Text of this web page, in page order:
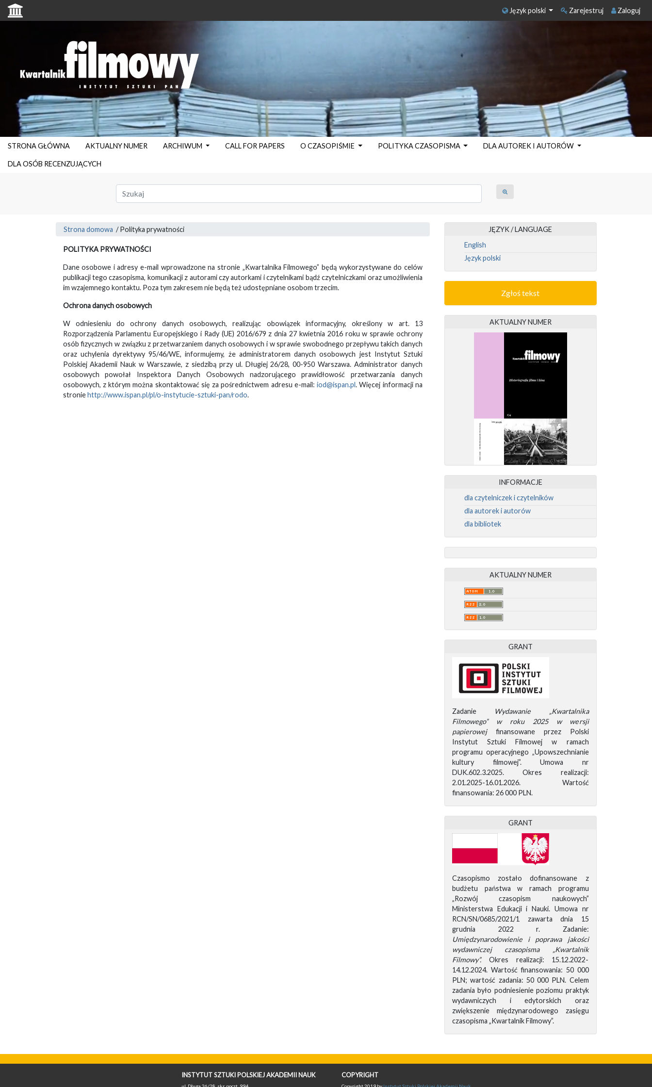
Język polski Zarejestruj Zaloguj
STRONA GŁÓWNA AKTUALNY NUMER ARCHIWUM CALL FOR PAPERS O CZASOPIŚMIE POLITYKA CZASOPISMA DLA AUTOREK I AUTORÓW
DLA OSÓB RECENZUJĄCYCH
Strona domowa /Polityka prywatności
POLITYKA PRYWATNOŚCI
Dane osobowe i adresy e-mail wprowadzone na stronie „Kwartalnika Filmowego” będą wykorzystywane do celów
publikacji tego czasopisma, komunikacji z autorami czy autorkami i czytelnikami bądź czytelniczkami oraz umożliwienia
im wzajemnego kontaktu. Poza tym zakresem nie będą też udostępniane osobom trzecim.
Ochrona danych osobowych
W odniesieniu do ochrony danych osobowych, realizując obowiązek informacyjny, określony w art. 13
Rozporządzenia Parlamentu Europejskiego i Rady (UE) 2016/679 z dnia 27 kwietnia 2016 roku w sprawie ochrony
osób fizycznych w związku z przetwarzaniem danych osobowych i w sprawie swobodnego przepływu takich danych
oraz uchylenia dyrektywy 95/46/WE, informujemy, że administratorem danych osobowych jest Instytut Sztuki
Polskiej Akademii Nauk w Warszawie, z siedzibą przy ul. Długiej 26/28, 00-950 Warszawa. Administrator danych
osobowych powołał Inspektora Danych Osobowych nadzorującego prawidłowość przetwarzania danych
osobowych, z którym można skontaktować się za pośrednictwem adresu e-mail:iod@ispan.pl. Więcej informacji na
stroniehttp://www.ispan.pl/pl/o-instytucie-sztuki-pan/rodo.
JĘZYK / LANGUAGE
English
Język polski
Zgłoś tekst
AKTUALNY NUMER
INFORMACJE
dla czytelniczek i czytelników
dla autorek i autorów
dla bibliotek
AKTUALNY NUMER
GRANT
Zadanie
Wydawanie „Kwartalnika
Filmowego” w roku 2025 w wersji
papierowejfinansowane przez Polski
Instytut Sztuki Filmowej w ramach
programu operacyjnego „Upowszechnianie
kultury filmowej”. Umowa nr
DUK.602.3.2025. Okres realizacji:
2.01.2025-16.01.2026. Wartość
finansowania: 26 000 PLN.
GRANT
Czasopismo zostało dofinansowane z
budżetu państwa w ramach programu
„Rozwój czasopism naukowych”
Ministerstwa Edukacji i Nauki. Umowa nr
RCN/SN/0685/2021/1 zawarta dnia 15
grudnia 2022 r. Zadanie:
Umiędzynarodowienie i poprawa jakości
wydawniczej czasopisma „Kwartalnik
Filmowy”.Okres realizacji: 15.12.2022-
14.12.2024. Wartość finansowania: 50 000
PLN; wartość zadania: 50 000 PLN. Celem
zadania było podniesienie poziomu praktyk
wydawniczych i edytorskich oraz
zwiększenie międzynarodowego zasięgu
czasopisma „Kwartalnik Filmowy”.
INSTYTUT SZTUKI POLSKIEJ AKADEMII NAUK COPYRIGHT